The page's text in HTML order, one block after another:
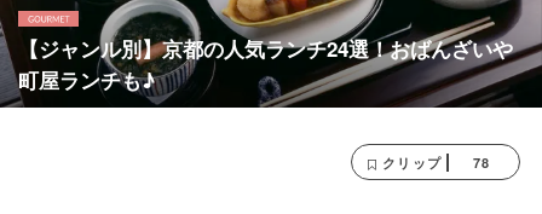
【ジャンル別】京都の人気ランチ24選！おばんざいや
町屋ランチも♪
クリップ 78